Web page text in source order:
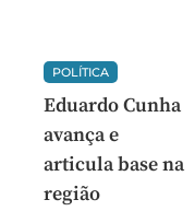
POLÍTICA
Eduardo Cunha
avança e
articula base na
região